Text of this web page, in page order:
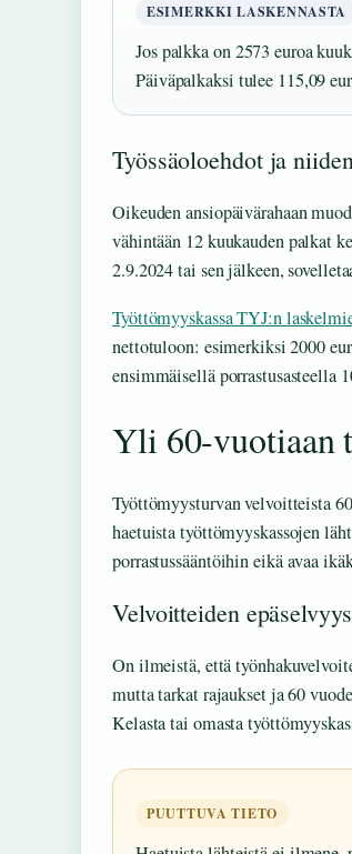
ESIMERKKI LASKENNASTA
Jos palkka on 2573 euroa
Päiväpalkaksi tulee 115,09
Työssäoloehdot ja
Oikeuden ansiopäivärahaan
vähintään 12 kuukauden palkat
2.9.2024 tai sen jälkeen,
Työttömyyskassa TYJ:n
nettotuloon: esimerkiksi 2000
ensimmäisellä porrastusasteella
Yli 60-vuotiaan
Työttömyysturvan velvoitteista
haetuista työttömyyskassojen
porrastussääntöihin eikä avaa
Velvoitteiden epäselvyys
On ilmeistä, että
mutta tarkat rajaukset ja 60
Kelasta tai omasta
PUUTTUVA TIETO